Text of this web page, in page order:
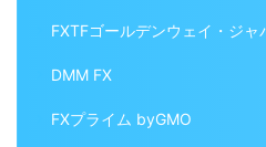
FXTFゴールデンウェイ・ジャ
DMM FX
FXプライム byGMO